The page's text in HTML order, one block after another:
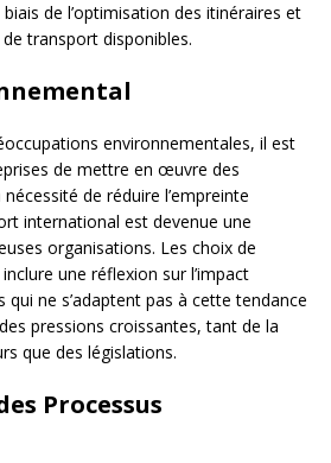
de l’optimisation des itinéraires et
transport disponibles.
environnementales, il est
de mettre en œuvre des
nécessité de réduire l’empreinte
international est devenue une
organisations. Les choix de
une réflexion sur l’impact
qui ne s’adaptent pas à cette tendance
pressions croissantes, tant de la
que des législations.
Processus